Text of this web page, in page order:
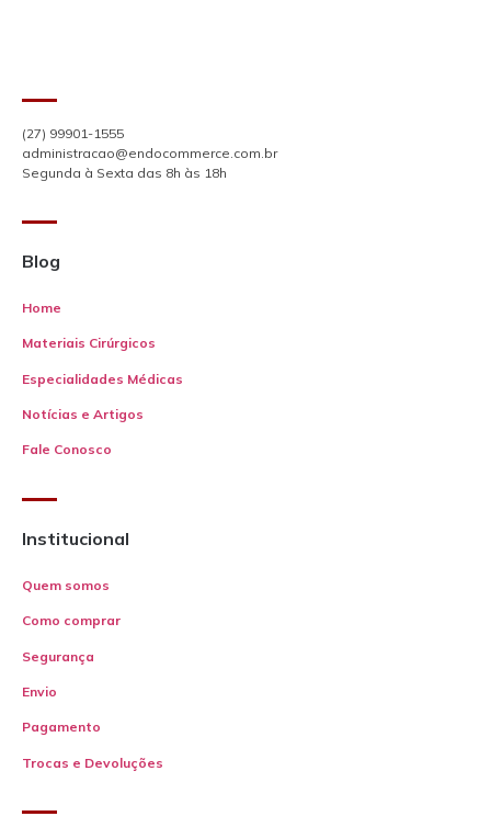
(27) 99901-1555
administracao@endocommerce.com.br
Segunda à Sexta das 8h às 18h
Blog
Home
Materiais Cirúrgicos
Especialidades Médicas
Notícias e Artigos
Fale Conosco
Institucional
Quem somos
Como comprar
Segurança
Envio
Pagamento
Trocas e Devoluções